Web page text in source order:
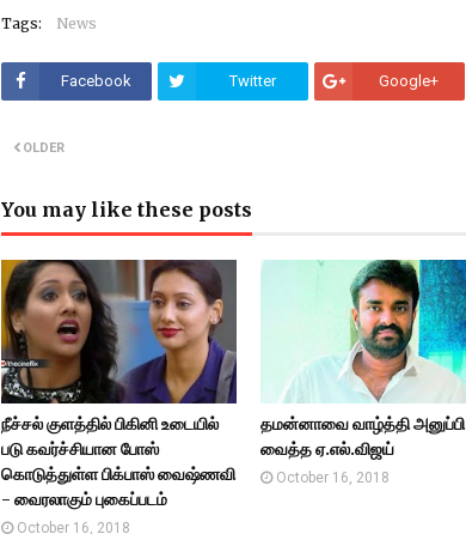
Tags: News
Facebook Twitter Google+
OLDER
You may like these posts
நீச்சல் குளத்தில் பிகினி உடையில்
படு கவர்ச்சியான போஸ்
கொடுத்துள்ள பிக்பாஸ் வைஷ்ணவி
- வைரலாகும் புகைப்படம்
October 16, 2018
தமன்னாவை வாழ்த்தி அனுப்பி
வைத்த ஏ.எல்.விஜய்
October 16, 2018